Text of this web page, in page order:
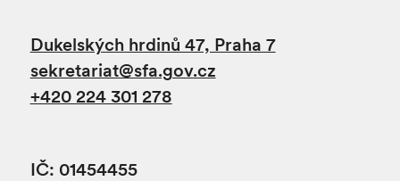
Dukelských hrdinů 47, Praha 7
sekretariat@sfa.gov.cz
+420 224 301 278
IČ: 01454455